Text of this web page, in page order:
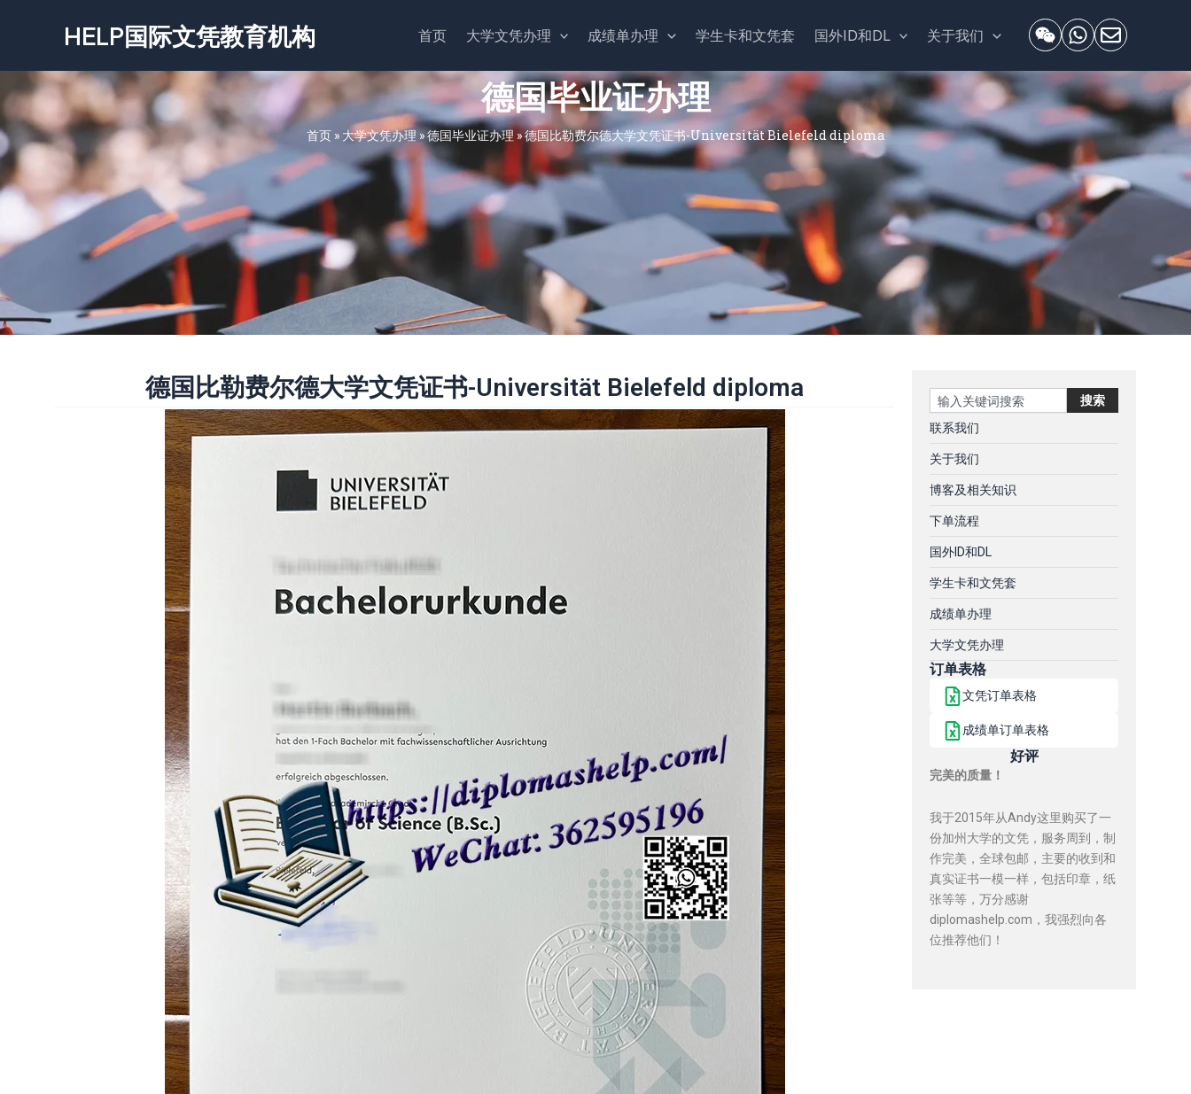
容
HELP国际文凭教育机构 首页 大学文凭办理 成绩单办理 学生卡和文凭套 国外ID和DL 关于我们
德国毕业证办理
首页 » 大学文凭办理 »德国毕业证办理 »德国比勒费尔德大学文凭证书-Universität Bielefeld diploma
德国比勒费尔德大学文凭证书-Universität Bielefeld diploma Search 搜索
联系我们
关于我们
博客及相关知识
下单流程
国外ID和DL
学生卡和文凭套
成绩单办理
大学文凭办理
订单表格
文凭订单表格
成绩单订单表格
好评
完美的质量！
我于2015年从Andy这里购买了一
份加州大学的文凭，服务周到，制
作完美，全球包邮，主要的收到和
真实证书一模一样，包括印章，纸
张等等，万分感谢
diplomashelp.com，我强烈向各
位推荐他们！